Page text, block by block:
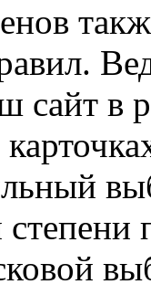
сайт в